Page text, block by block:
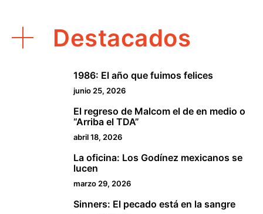
Destacados
1986: El año que fuimos felices
junio 25, 2026
El regreso de Malcom el de en medio o
“Arriba el TDA”
abril 18, 2026
La oficina: Los Godínez mexicanos se
lucen
marzo 29, 2026
Sinners: El pecado está en la sangre